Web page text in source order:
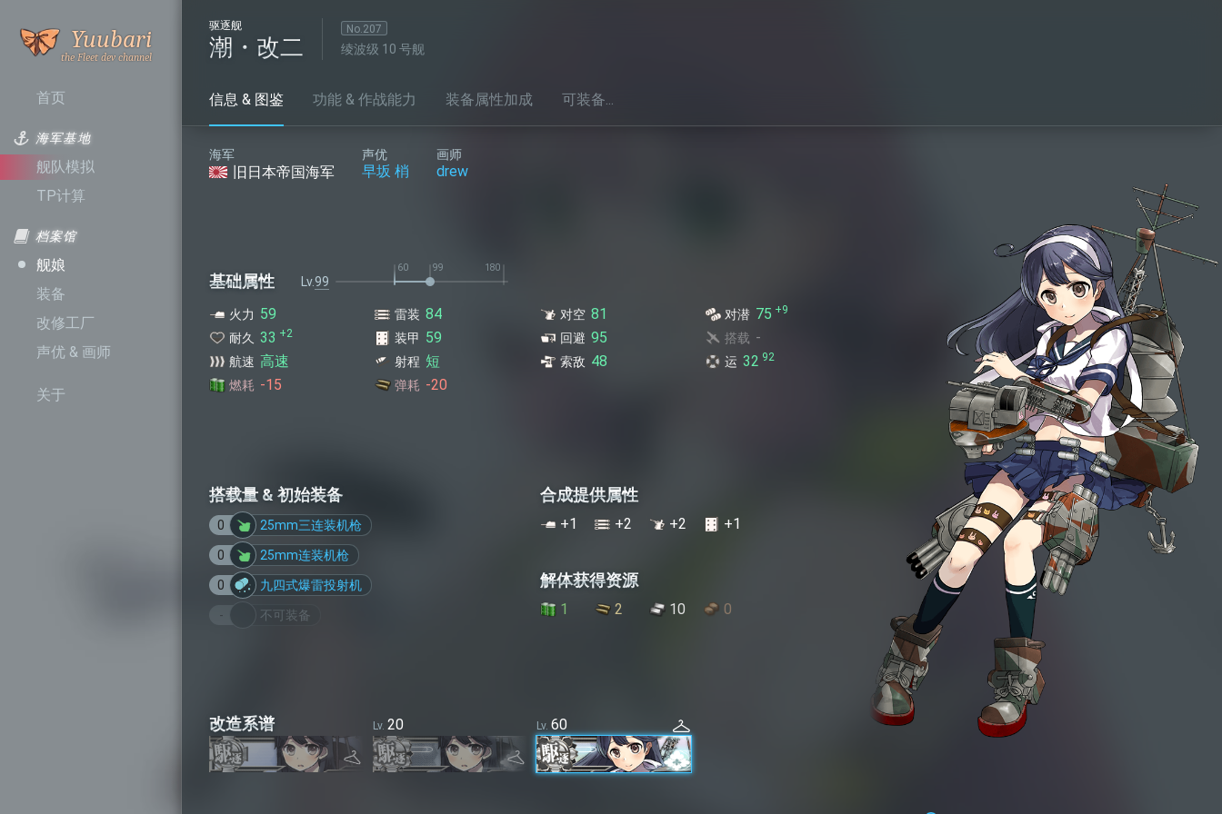
是谁呼
叫舰队 Yuubari
首页
海军基地
舰队模拟
TP计算
档案馆
舰娘
装备
改修工厂
声优 & 画师
关于
驱逐舰
潮・改二
No.207
绫波级 10 号舰
信息 & 图鉴 功能 & 作战能力 装备属性加成 可装备...
海军
旧日本帝国海军
声优
早坂 梢
画师
drew
基础属性 99
火力 59 雷装 84 对空 81 对潜 75 +9
耐久 33 +2 装甲 59 回避 95 搭载 -
航速 高速 射程 短 索敌 48 运 32 92
燃耗 -15 弹耗 -20
搭载量 & 初始装备
0 25mm三连装机枪
0 25mm连装机枪
0 九四式爆雷投射机
- 不可装备
合成提供属性
+1 +2 +2 +1
解体获得资源
1 2 10 0
改造系谱 20 60